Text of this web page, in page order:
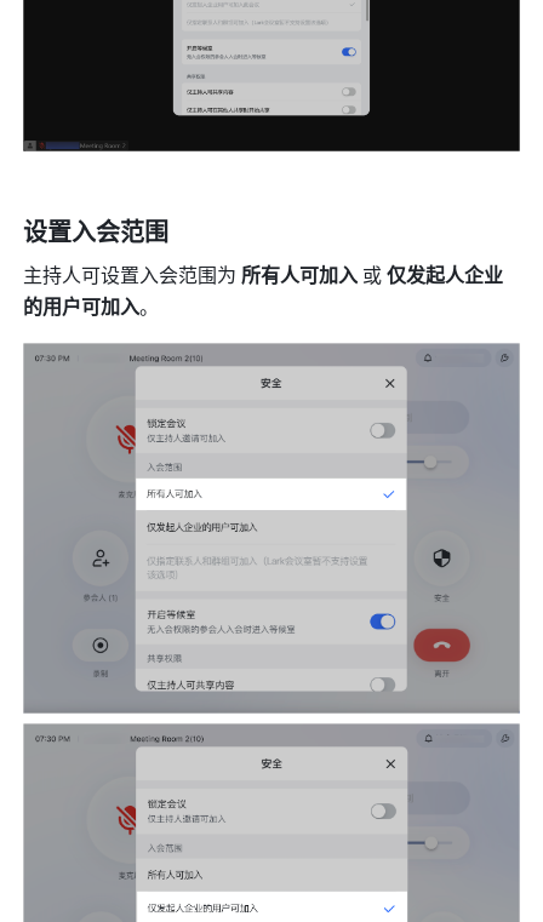
设置入会范围
主持人可设置入会范围为 所有人可加入 或 仅发起人企业
的用户可加入。